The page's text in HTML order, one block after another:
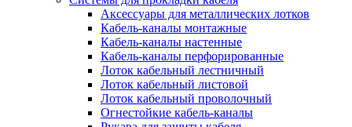
Аксессуары для металлических лотков
Кабель-каналы монтажные
Кабель-каналы настенные
Кабель-каналы перфорированные
Лоток кабельный лестничный
Лоток кабельный листовой
Лоток кабельный проволочный
Огнестойкие кабель-каналы